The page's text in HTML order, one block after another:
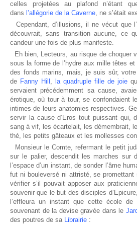
celles projetées au plafond n’étant
dans l’allégorie de la Caverne, ne s’était
Cependant, d’illusions, il ne vécut que
découvrait, sans transition aucune, ce
candeur une fois de plus manifeste.
Eh bien, Lecteurs, au risque de choquer
sous la forme de l’hydre aux mille têtes
des fonds marins, mais, je suis sûr,
de Fanny Hill , la quadruple fille de joie
servaient précédemment sa cause,
érotique, où tour à tour, se confondaient
intimes de leurs anatomies respectives.
servir la cause d’Eros tout puissant qui,
sang à vif, les écartelait, les démembrait,
thé, les petits gâteaux et les mollesses
Monsieur le Comte, refermant le petit
sur le palier, descendit les marches sur
l’espace d’un instant, de sonder l’âme
fut ni bouleversé ni attristé, se
vérifier s’il pouvait apposer aux
souvenir que le but des disciples
l’effleura un instant que cette école
souvenant de la devise gravée dans le
des poutres de sa Librairie :